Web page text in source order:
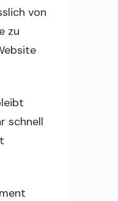
von
zu
schnell